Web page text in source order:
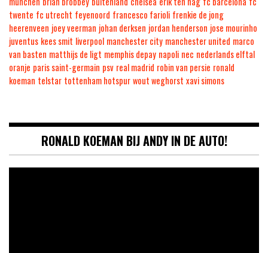
twente fc utrecht feyenoord francesco farioli frenkie de jong
heerenveen joey veerman johan derksen jordan henderson jose mourinho
juventus kees smit liverpool manchester city manchester united marco
van basten matthijs de ligt memphis depay napoli nec nederlands elftal
oranje paris saint-germain psv real madrid robin van persie ronald
koeman telstar tottenham hotspurwout weghorst xavi simons
RONALD KOEMAN BIJ ANDY IN DE AUTO!